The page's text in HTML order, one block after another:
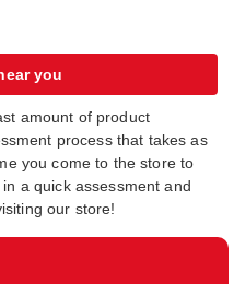
you
amount of product
process that takes as
you come to the store to
a quick assessment and
our store!